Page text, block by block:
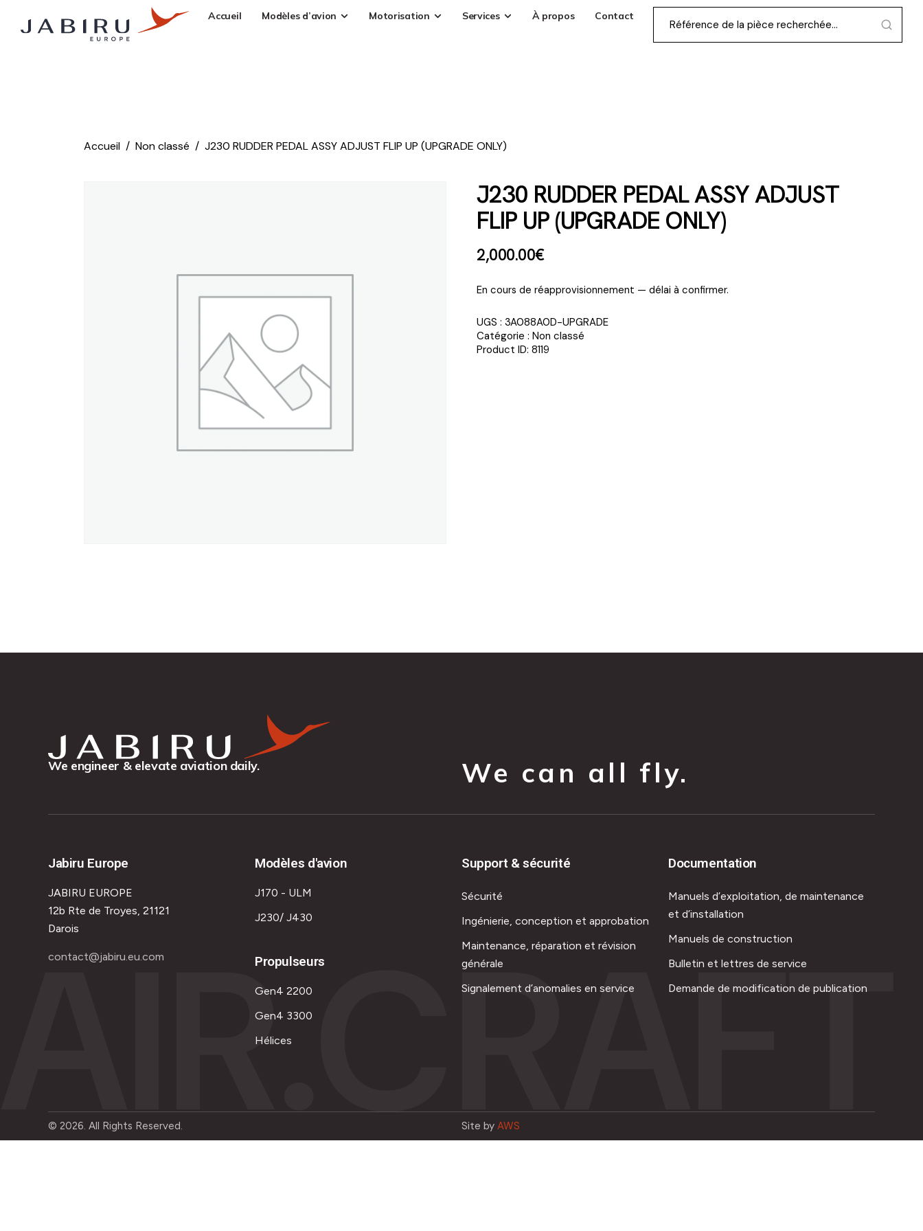
Accueil Modèles d’avion Motorisation Services À propos Contact
Accueil Non classé J230 RUDDER PEDAL ASSY ADJUST FLIP UP (UPGRADE ONLY)
J230 RUDDER PEDAL ASSY ADJUST
FLIP UP (UPGRADE ONLY)
2,000.00€
En cours de réapprovisionnement — délai à confirmer.
UGS : 3A088A0D-UPGRADE
Catégorie : Non classé
Product ID: 8119
We engineer & elevate aviation daily. We can all fly.
Jabiru Europe
JABIRU EUROPE
12b Rte de Troyes, 21121
Darois
contact@jabiru.eu.com
Modèles d'avion
J170 - ULM
J230/ J430
Propulseurs
Gen4 2200
Gen4 3300
Hélices
Support & sécurité
Sécurité
Ingénierie, conception et approbation
Maintenance, réparation et révision
générale
Signalement d’anomalies en service
Documentation
Manuels d’exploitation, de maintenance
et d’installation
Manuels de construction
Bulletin et lettres de service
Demande de modification de publication
AIR.CRAFT
© 2026. All Rights Reserved. Site by AWS